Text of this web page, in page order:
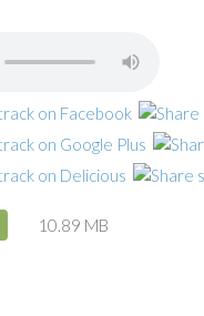
10.89 MB